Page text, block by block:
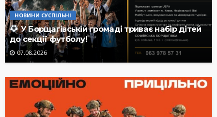
НОВИНИ СУСПІЛЬНІ
У Борщагівській громаді триває набір дітей
до секції футболу!
07.08.2026